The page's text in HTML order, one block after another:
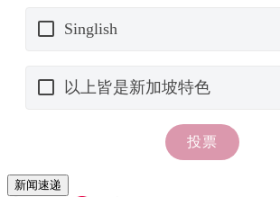
新闻速递